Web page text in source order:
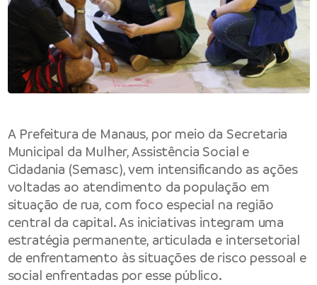
A Prefeitura de Manaus, por meio da Secretaria
Municipal da Mulher, Assistência Social e
Cidadania (Semasc), vem intensificando as ações
voltadas ao atendimento da população em
situação de rua, com foco especial na região
central da capital. As iniciativas integram uma
estratégia permanente, articulada e intersetorial
de enfrentamento às situações de risco pessoal e
social enfrentadas por esse público.